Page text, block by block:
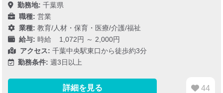
勤務地: 千葉県
職種: 営業
業種: 教育/人材・保育・医療/介護/福祉
給与: 時給 1,072円 ～ 2,000円
アクセス: 千葉中央駅東口から徒歩約3分
勤務条件: 週3日以上
詳細を見る 44